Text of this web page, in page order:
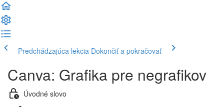
Predchádzajúca lekcia Dokončiť a pokračovať
Canva: Grafika pre negrafikov
Úvodné slovo